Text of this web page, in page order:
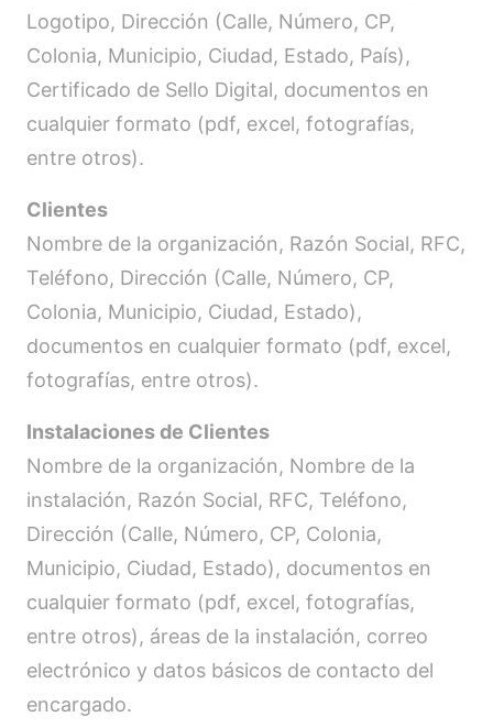
Logotipo, Dirección (Calle, Número, CP,
Colonia, Municipio, Ciudad, Estado, País),
Certificado de Sello Digital, documentos en
cualquier formato (pdf, excel, fotografías,
entre otros).
Clientes
Nombre de la organización, Razón Social, RFC,
Teléfono, Dirección (Calle, Número, CP,
Colonia, Municipio, Ciudad, Estado),
documentos en cualquier formato (pdf, excel,
fotografías, entre otros).
Instalaciones de Clientes
Nombre de la organización, Nombre de la
instalación, Razón Social, RFC, Teléfono,
Dirección (Calle, Número, CP, Colonia,
Municipio, Ciudad, Estado), documentos en
cualquier formato (pdf, excel, fotografías,
entre otros), áreas de la instalación, correo
electrónico y datos básicos de contacto del
encargado.